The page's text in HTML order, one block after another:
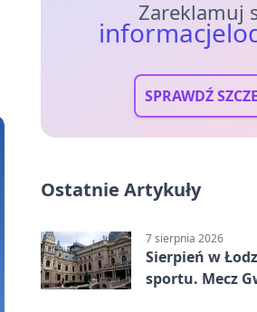
Zareklamuj
SPRAWDŹ
Ostatnie Artykuły
7 sierpnia 2026
Sierpień w
sportu. Mecz